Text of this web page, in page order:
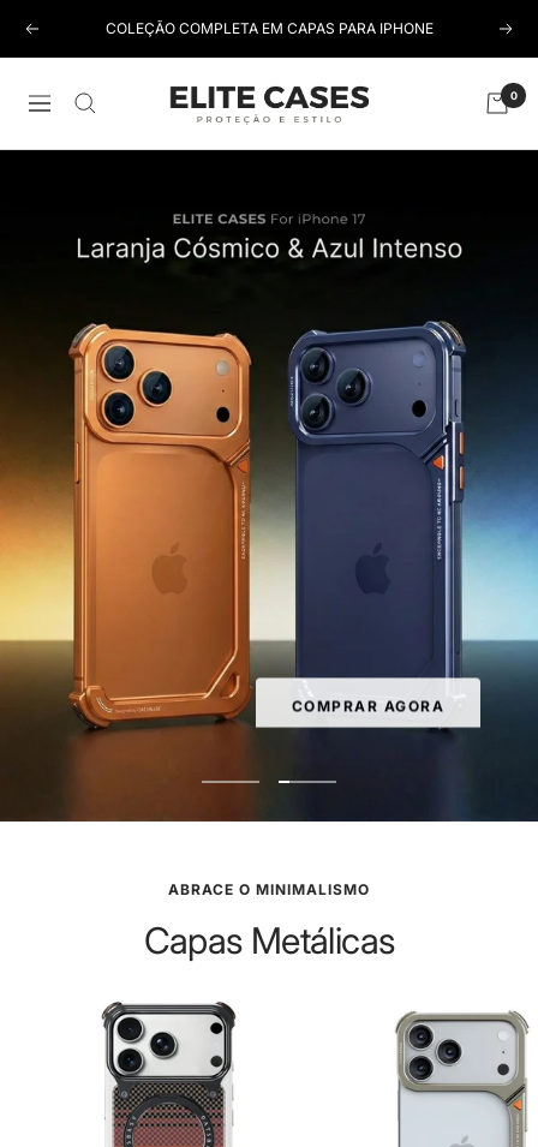
para
conteúdo
Anterior COLEÇÃO COMPLETA EM CAPAS PARA IPHONE
Navegação
Elite
0
COMPRAR AGORA
ao
1
ao
2
ABRACE O MINIMALISMO
Capas Metálicas